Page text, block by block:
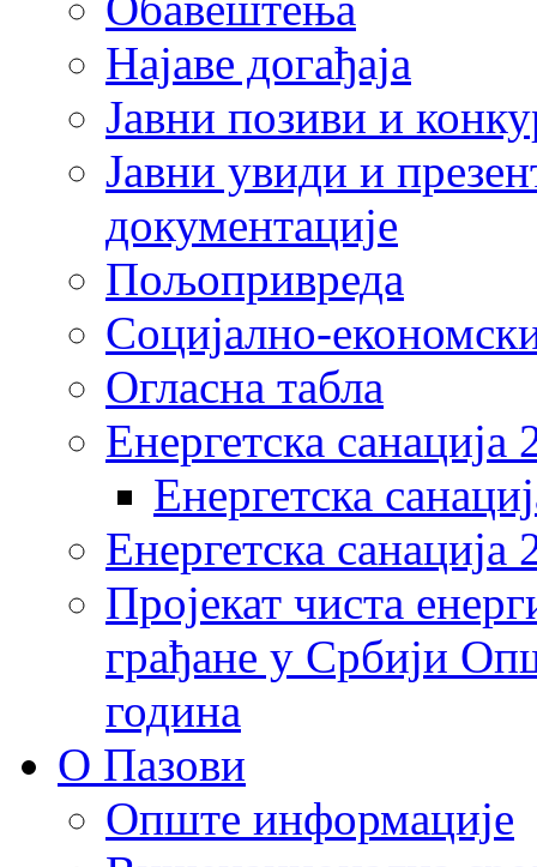
Најаве догађаја
Јавни позиви и
Јавни увиди и
документације
Пољопривреда
Социјално-
Огласна табла
Енергетска санација
Енергетска
Енергетска
Пројекат чиста
грађане у Србији
година
О Пазови
Опште информације